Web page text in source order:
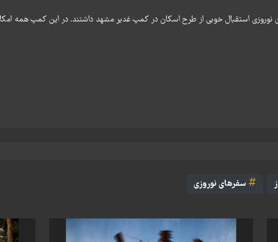
نوروزی استقبال خوبی از طرح اسکان در کمپ غدیر مشهد داشتند. در این کمپ همه
سفرهای نوروزی